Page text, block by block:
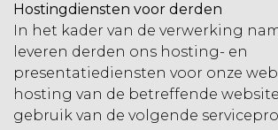
Hostingdiensten voor derden
In het kader van de verwerking
leveren derden ons hosting- en
presentatiediensten voor onze
hosting van de betreffende
gebruik van de volgende